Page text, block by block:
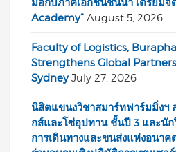
มือกับภาคเอกชนชั้นนำ เตรียมจั
Academy” August 5, 2026
Faculty of Logistics,
Strengthens Global
Sydney July 27, 2026
นิสิตแขนงวิชาสมาร์ทฟาร์มมิ่งฯ
กส์และโซ่อุปทาน ชั้นปี 3 และนั
การเดินทางและขนส่งแห่งอนา